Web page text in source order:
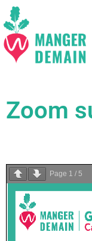
Zoom
Page 1 / 5